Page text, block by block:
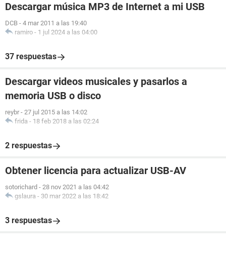
Descargar música MP3 de Internet a mi USB
DCB - 4 mar 2011 a las 19:40
ramiro - 1 jul 2024 a las 04:00
37 respuestas
Descargar videos musicales y pasarlos a
memoria USB o disco
reybr - 27 jul 2015 a las 14:02
frida - 18 feb 2018 a las 02:24
2 respuestas
Obtener licencia para actualizar USB-AV
sotorichard - 28 nov 2021 a las 04:42
gslaura - 30 mar 2022 a las 18:42
3 respuestas